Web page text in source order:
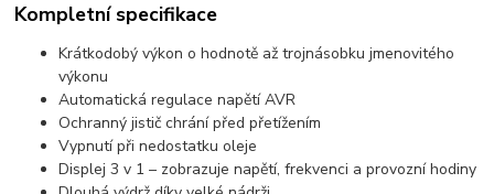
Kompletní specifikace
Krátkodobý výkon o hodnotě až trojnásobku jmenovitého
výkonu
Automatická regulace napětí AVR
Ochranný jistič chrání před přetížením
Vypnutí při nedostatku oleje
Displej 3 v 1 – zobrazuje napětí, frekvenci a provozní hodiny